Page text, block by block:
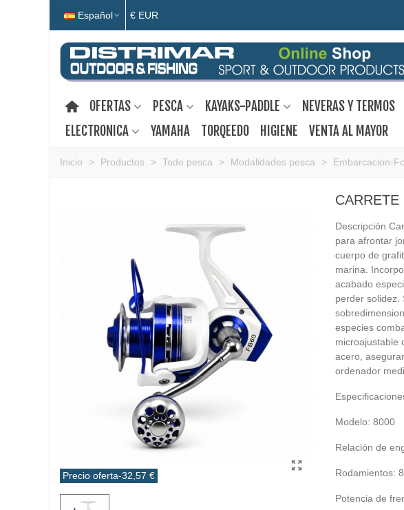
Español € EUR
OFERTAS PESCA KAYAKS-PADDLE NEVERAS Y TERMOS
ELECTRONICA
YAMAHA TORQEEDO HIGIENE VENTA AL MAYOR
Inicio > Productos > Todo pesca > Modalidades pesca > Embarcacion-
Precio oferta-32,57 €
Descripción
para afrontar
cuerpo de
marina.
acabado
perder solidez.
especies
microajustable
acero,
ordenador
Modelo: 8000
Relación de
Rodamientos:
Potencia de